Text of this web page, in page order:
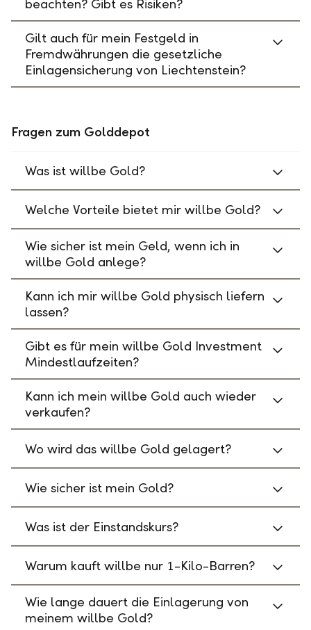
beachten? Gibt es Risiken?
Gilt auch für mein Festgeld in
Fremdwährungen die gesetzliche
Einlagensicherung von Liechtenstein?
Fragen zum Golddepot
Was ist willbe Gold?
Welche Vorteile bietet mir willbe Gold?
Wie sicher ist mein Geld, wenn ich in
willbe Gold anlege?
Kann ich mir willbe Gold physisch liefern
lassen?
Gibt es für mein willbe Gold Investment
Mindestlaufzeiten?
Kann ich mein willbe Gold auch wieder
verkaufen?
Wo wird das willbe Gold gelagert?
Wie sicher ist mein Gold?
Was ist der Einstandskurs?
Warum kauft willbe nur 1-Kilo-Barren?
Wie lange dauert die Einlagerung von
meinem willbe Gold?